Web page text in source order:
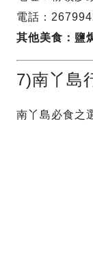
電話：
其他美食：鹽
7)南丫島
南丫島必食之